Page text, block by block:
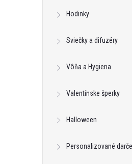
Hodinky
Sviečky a difuzéry
Vôňa a Hygiena
Valentínske šperky
Halloween
Personalizované
Klipsy s